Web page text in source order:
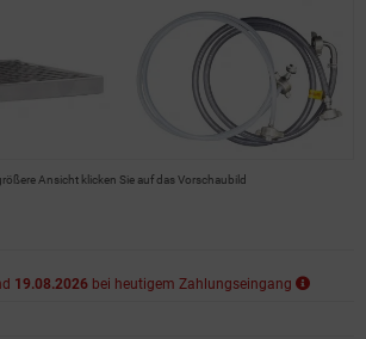
Ansicht klicken Sie auf das Vorschaubild
19.08.2026 bei heutigem Zahlungseingang